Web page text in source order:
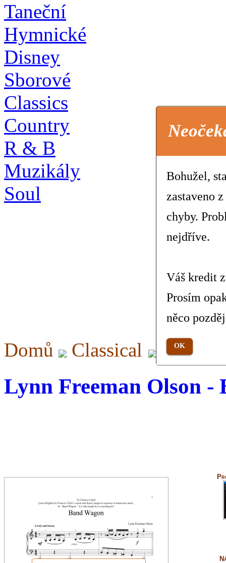
Taneční
Hymnické
Disney
Sborové
Classics
Country
R & B
Muzikály
Soul
Domů Classical Band
Lynn Freeman Olson -
Bohužel,
zastaveno
chyby.
nejdříve.
Váš kredit
Prosím
něco
OK